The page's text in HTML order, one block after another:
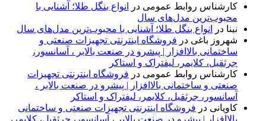
کارشناس روابط عمومی در
انواع بنگل طلا؛ آشنایی با
محبوب‌ترین مدل‌های سال
نینا در
انواع بنگل طلا؛ آشنایی با محبوب‌ترین مدل‌های سال
شهروز باغی در فروشگاه اینترنتی تجهیزات صنعتی و
ساختمانی بالاافزار | پیشرو در صنعت بالابر ، آسانسور،
جرثقیل، کلایمر، لیفتراک و استاکر
کارشناس روابط عمومی در فروشگاه اینترنتی تجهیزات
صنعتی و ساختمانی بالاافزار | پیشرو در صنعت بالابر ،
آسانسور، جرثقیل، کلایمر، لیفتراک و استاکر
کاویانی در فروشگاه اینترنتی تجهیزات صنعتی و ساختمانی
بالاافزار | پیشرو در صنعت بالابر ، آسانسور، جرثقیل، کلایمر،